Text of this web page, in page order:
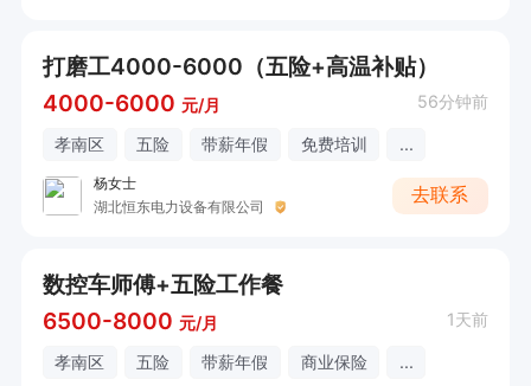
打磨工4000-6000（五险+高温补贴）
4000-6000 元/月 56分钟前
孝南区 五险 带薪年假 免费培训 ...
杨女士
湖北恒东电力设备有限公司
去联系
数控车师傅+五险工作餐
6500-8000 元/月 1天前
孝南区 五险 带薪年假 商业保险 ...